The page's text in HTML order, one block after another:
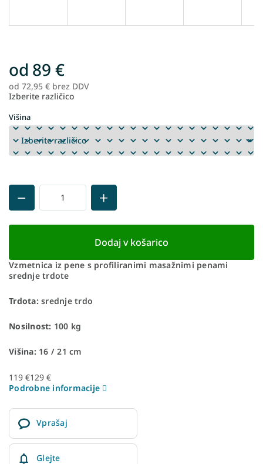
od 89 €
od 72,95 € brez DDV
Izberite različico
Višina
Dodaj v košarico
Vzmetnica iz pene s profiliranimi masažnimi penami
srednje trdote
Trdota:srednje trdo
Nosilnost: 100 kg
Višina:16 / 21 cm
119 €129 €
Podrobne informacije
Vprašaj
Glejte